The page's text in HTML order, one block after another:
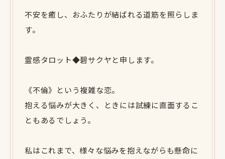
不安を癒し、おふたりが結ばれる道筋を照らしま
す。
霊感タロット◆碧サクヤと申します。
《不倫》という複雑な恋。
抱える悩みが大きく、ときには試練に直面するこ
ともあるでしょう。
私はこれまで、様々な悩みを抱えながらも懸命に